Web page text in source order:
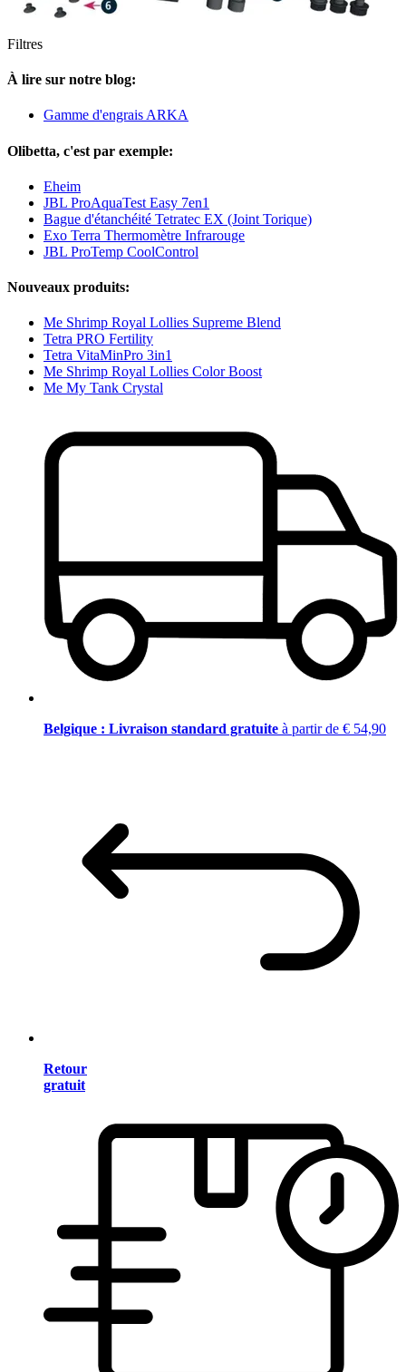
Filtres
À lire sur notre blog:
Gamme d'engrais ARKA
Olibetta, c'est par exemple:
Eheim
JBL ProAquaTest Easy 7en1
Bague d'étanchéité Tetratec EX (Joint Torique)
Exo Terra Thermomètre Infrarouge
JBL ProTemp CoolControl
Nouveaux produits:
Me Shrimp Royal Lollies Supreme Blend
Tetra PRO Fertility
Tetra VitaMinPro 3in1
Me Shrimp Royal Lollies Color Boost
Me My Tank Crystal
Belgique : Livraison standard gratuite à partir de € 54,90
Retour
gratuit